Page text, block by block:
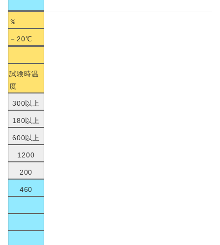
％
－20℃
試験時温
度
300以上
180以上
600以上
1200
200
460